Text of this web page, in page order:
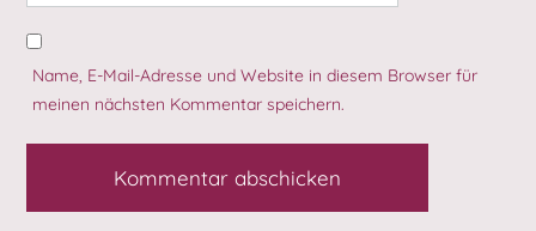
Name, E-Mail-Adresse und Website in diesem Browser für
meinen nächsten Kommentar speichern.